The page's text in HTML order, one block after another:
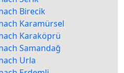
Birecik
Karamürsel
Karaköprü
Samandağ
Urla